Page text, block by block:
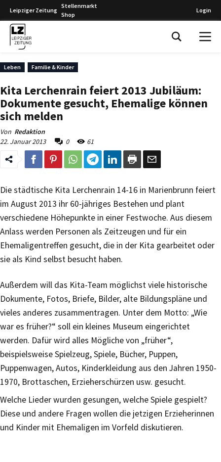
Leipziger Zeitung
Stellenmarkt
Shop
Login
Leben Familie & Kinder
Kita Lerchenrain feiert 2013 Jubiläum:
Dokumente gesucht, Ehemalige können
sich melden
Von Redaktion
22. Januar 2013
0 61
Die städtische Kita Lerchenrain 14-16 in Marienbrunn feiert
im August 2013 ihr 60-jähriges Bestehen und plant
verschiedene Höhepunkte in einer Festwoche. Aus diesem
Anlass werden Personen als Zeitzeugen und für ein
Ehemaligentreffen gesucht, die in der Kita gearbeitet oder
sie als Kind selbst besucht haben.
Außerdem will das Kita-Team möglichst viele historische
Dokumente, Fotos, Briefe, Bilder, alte Bildungspläne und
vieles anderes zusammentragen. Unter dem Motto: „Wie
war es früher?“ soll ein kleines Museum eingerichtet
werden. Dafür wird alles Mögliche von „früher“,
beispielsweise Spielzeug, Spiele, Bücher, Puppen,
Puppenwagen, Autos, Kinderkleidung aus den Jahren 1950-
1970, Brottaschen, Erzieherschürzen usw. gesucht.
Welche Lieder wurden gesungen, welche Spiele gespielt?
Diese und andere Fragen wollen die jetzigen Erzieherinnen
und Kinder mit Ehemaligen im Vorfeld diskutieren.